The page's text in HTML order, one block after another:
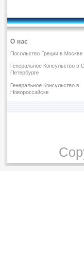
О нас
Посольство Греции в Москве
Генеральное Консульство в
Петербурге
Генеральное Консульство в
Новороссийске